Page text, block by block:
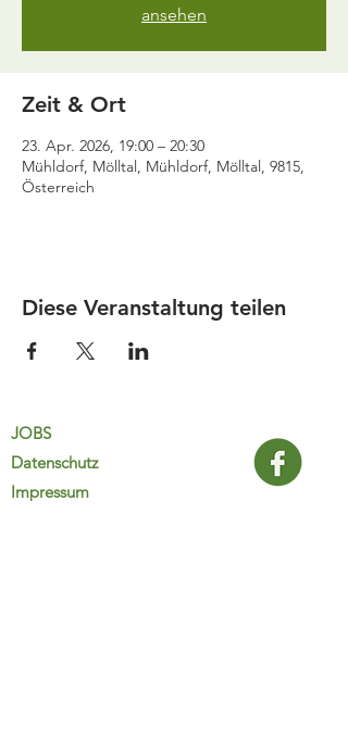
ansehen
Zeit & Ort
23. Apr. 2026, 19:00 – 20:30
Mühldorf, Mölltal, Mühldorf, Mölltal, 9815,
Österreich
Diese Veranstaltung teilen
JOBS
Datenschutz
Impressum